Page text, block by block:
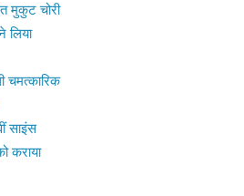
मुकुट चोरी
लिया
चमत्कारिक
साइंस
कराया